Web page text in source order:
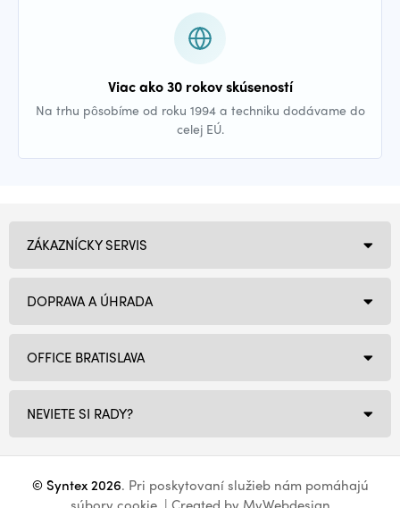
Viac ako 30 rokov skúseností
Na trhu pôsobíme od roku 1994 a techniku dodávame do
celej EÚ.
OFFICE BRATISLAVA
NEVIETE SI RADY?
ZÁKAZNÍCKY SERVIS
DOPRAVA A ÚHRADA
© Syntex 2026. Pri poskytovaní služieb nám pomáhajú
súbory cookie. | Created by MyWebdesign